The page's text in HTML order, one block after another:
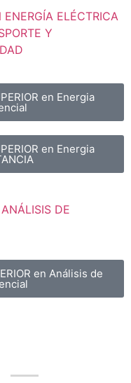
ELÉCTRICA
Y
en Energia
en Energia
DE
en Análisis de